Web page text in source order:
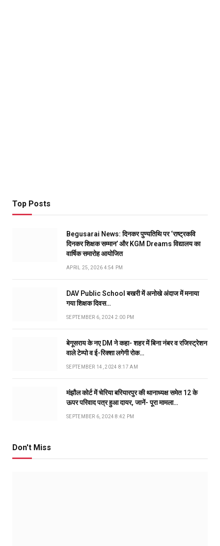
Top Posts
Begusarai News: दिनकर पुण्यतिथि पर ‘राष्ट्रकवि
दिनकर शिक्षक सम्मान’ और KGM Dreams विद्यालय का
वार्षिक समारोह आयोजित
APRIL 25, 2026 4:54 PM
DAV Public School बखरी में अनोखे अंदाज में मनाया
गया शिक्षक दिवस…
SEPTEMBER 6, 2024 2:00 PM
बेगूसराय के नए DM ने कहा- शहर में बिना नंबर व रजिस्ट्रेशन
वाले टेम्पो व ई-रिक्शा लगेगी रोक…
SEPTEMBER 14, 2024 8:17 AM
मंझौल कोर्ट में चेरिया बरियारपुर की थानाध्यक्ष समेत 12 के
ऊपर परिवाद पत्र हुआ दायर, जानें- पूरा मामला…
SEPTEMBER 6, 2024 8:42 PM
Don't Miss